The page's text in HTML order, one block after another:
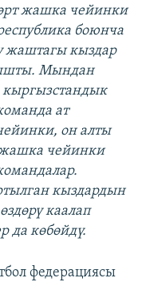
жашка чейинки
боюнча
жаштагы кыздар
Мындан
ат
он алты
чейинки
кыздардын
каалап
да көбөйдү.
федерациясы